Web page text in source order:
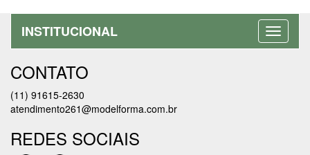
INSTITUCIONAL
CONTATO
(11) 91615-2630
atendimento261@modelforma.com.br
REDES SOCIAIS